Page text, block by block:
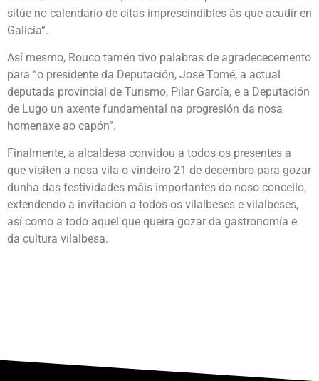
sitúe no calendario de citas imprescindibles ás que acudir en
Galicia”.
Así mesmo, Rouco tamén tivo palabras de agradececemento
para “o presidente da Deputación, José Tomé, a actual
deputada provincial de Turismo, Pilar García, e a Deputación
de Lugo un axente fundamental na progresión da nosa
homenaxe ao capón”.
Finalmente, a alcaldesa convidou a todos os presentes a
que visiten a nosa vila o vindeiro 21 de decembro para gozar
dunha das festividades máis importantes do noso concello,
extendendo a invitación a todos os vilalbeses e vilalbeses,
así como a todo aquel que queira gozar da gastronomía e
da cultura vilalbesa.